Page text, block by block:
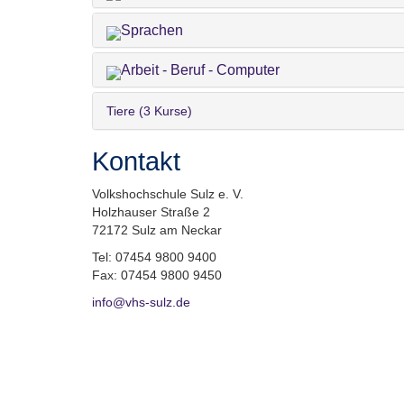
Sprachen
Arbeit - Beruf - Computer
Tiere (3 Kurse)
Kontakt
Volkshochschule Sulz e. V.
Holzhauser Straße 2
72172 Sulz am Neckar
Tel: 07454 9800 9400
Fax: 07454 9800 9450
info@vhs-sulz.de